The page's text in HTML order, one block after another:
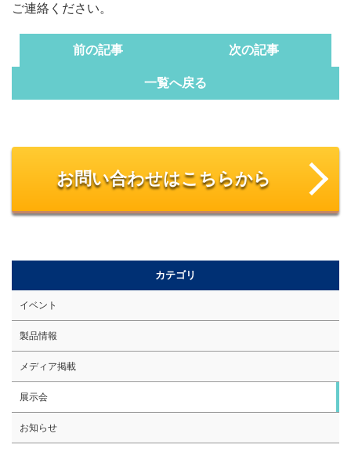
ご連絡ください。
前の記事 次の記事
一覧へ戻る
お問い合わせはこちらから
カテゴリ
イベント
製品情報
メディア掲載
展示会
お知らせ